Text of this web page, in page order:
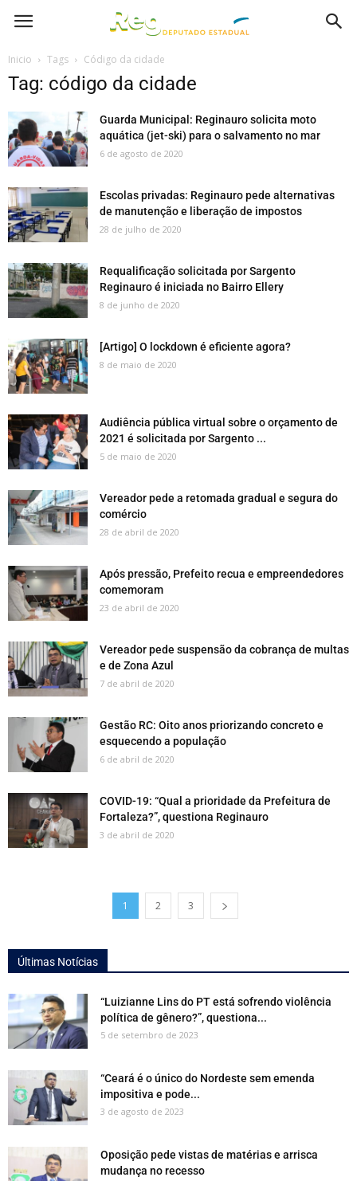
Inicio Tags Código da cidade
Tag: código da cidade
Guarda Municipal: Reginauro solicita moto
aquática (jet-ski) para o salvamento no mar
6 de agosto de 2020
Escolas privadas: Reginauro pede alternativas
de manutenção e liberação de impostos
28 de julho de 2020
Requalificação solicitada por Sargento
Reginauro é iniciada no Bairro Ellery
8 de junho de 2020
[Artigo] O lockdown é eficiente agora?
8 de maio de 2020
Audiência pública virtual sobre o orçamento de
2021 é solicitada por Sargento ...
5 de maio de 2020
Vereador pede a retomada gradual e segura do
comércio
28 de abril de 2020
Após pressão, Prefeito recua e empreendedores
comemoram
23 de abril de 2020
Vereador pede suspensão da cobrança de multas
e de Zona Azul
7 de abril de 2020
Gestão RC: Oito anos priorizando concreto e
esquecendo a população
6 de abril de 2020
COVID-19: “Qual a prioridade da Prefeitura de
Fortaleza?”, questiona Reginauro
3 de abril de 2020
1 2 3
Últimas Notícias
“Luizianne Lins do PT está sofrendo violência
política de gênero?”, questiona...
5 de setembro de 2023
“Ceará é o único do Nordeste sem emenda
impositiva e pode...
3 de agosto de 2023
Oposição pede vistas de matérias e arrisca
mudança no recesso